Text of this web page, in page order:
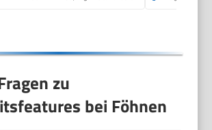
zu
bei Föhnen